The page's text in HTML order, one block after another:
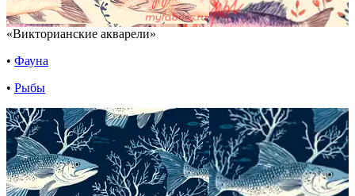
«Викторианские акварели»
• Фауна
• Рыбы